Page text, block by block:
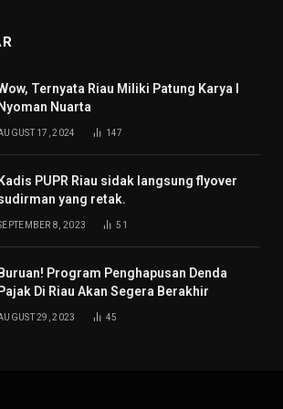
Ternyata Riau Miliki Patung Karya I
Nuarta
17, 2024 147
PUPR Riau sidak langsung flyover
yang retak.
8, 2023 51
Program Penghapusan Denda
Di Riau Akan Segera Berakhir
29, 2023 45